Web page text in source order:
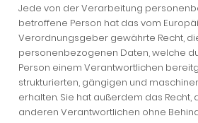
Jede von der Verarbeitung
betroffene Person hat das vom
Verordnungsgeber gewährte Recht,
personenbezogenen Daten, welche
Person einem Verantwortlichen
strukturierten, gängigen und
erhalten. Sie hat außerdem das Recht,
anderen Verantwortlichen ohne